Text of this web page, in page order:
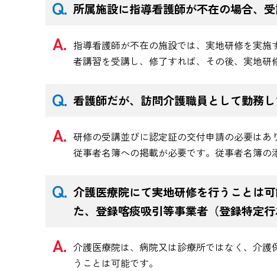
所属施設に指導看護師が不在の場合、
指導看護師が不在の施設では、実地研修を実
者講習を受講し、修了すれば、その後、実地研
看護師だが、訪問介護職員として勤務
研修の受講並びに認定証の交付申請の必要は
従事者名簿への掲載が必要です。従事者名簿の
介護医療院にて実地研修を行うことは
た、登録喀痰吸引等事業者（登録特定
介護医療院は、病院又は診療所ではなく、介
うことは可能です。